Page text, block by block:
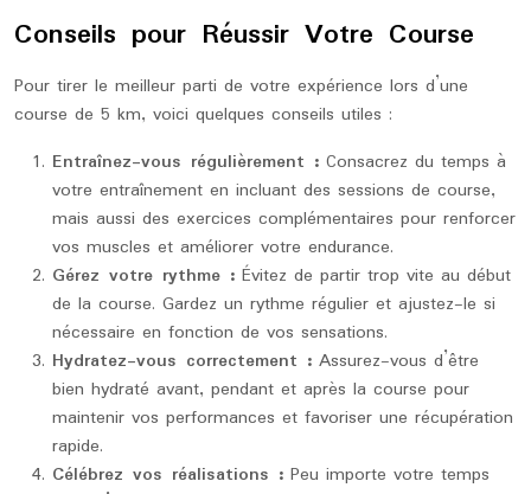
Conseils pour Réussir Votre Course
Pour tirer le meilleur parti de votre expérience lors d’une
course de 5 km, voici quelques conseils utiles :
Entraînez-vous régulièrement : Consacrez du temps à
votre entraînement en incluant des sessions de course,
mais aussi des exercices complémentaires pour renforcer
vos muscles et améliorer votre endurance.
Gérez votre rythme : Évitez de partir trop vite au début
de la course. Gardez un rythme régulier et ajustez-le si
nécessaire en fonction de vos sensations.
Hydratez-vous correctement : Assurez-vous d’être
bien hydraté avant, pendant et après la course pour
maintenir vos performances et favoriser une récupération
rapide.
Célébrez vos réalisations : Peu importe votre temps